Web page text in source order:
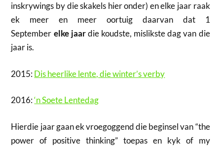
inskrywings by die skakels hier onder) en elke jaar raak
ek meer en meer oortuig daarvan dat 1
September elke jaardie koudste, mislikste dag van die
jaar is.
2015:Dis heerlike lente, die winter’s verby
2016:‘n Soete Lentedag
Hierdie jaar gaan ek vroegoggend die beginsel van “the
power of positive thinking” toepas en kyk of my